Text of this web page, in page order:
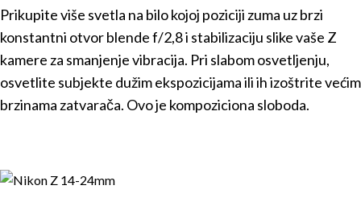
Prikupite više svetla na bilo kojoj poziciji zuma uz brzi
konstantni otvor blende f/2,8 i stabilizaciju slike vaše Z
kamere za smanjenje vibracija. Pri slabom osvetljenju,
osvetlite subjekte dužim ekspozicijama ili ih izoštrite većim
brzinama zatvarača. Ovo je kompoziciona sloboda.